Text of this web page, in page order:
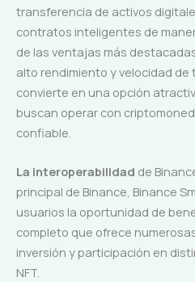
transferencia de activos
contratos inteligentes de
de las ventajas más
alto rendimiento y velocidad de
convierte en una opción
buscan operar con
confiable.
La interoperabilidad de
principal de Binance, Binance
usuarios la oportunidad de
completo que ofrece
inversión y participación en
NFT.